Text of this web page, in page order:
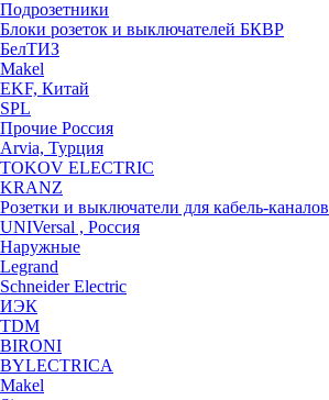
Подрозетники
Блоки розеток и выключателей БКВР
БелТИЗ
Makel
EKF, Китай
SPL
Прочие Россия
Arvia, Турция
TOKOV ELECTRIC
KRANZ
Розетки и выключатели для кабель-каналов
UNIVersal , Россия
Наружные
Legrand
Schneider Electric
ИЭК
TDM
BIRONI
BYLECTRICA
Makel